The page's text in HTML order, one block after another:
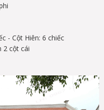
- Cột Hiên: 6 chiếc
2 cột cái